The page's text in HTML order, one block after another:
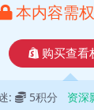
本内容需
购买查看
: 5积分 资深